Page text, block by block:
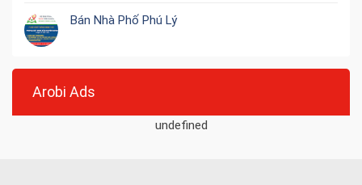
Bán Nhà Phố Phú Lý
Arobi Ads
undefined